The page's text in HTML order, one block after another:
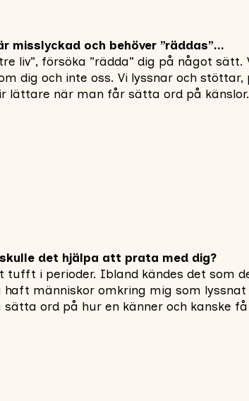
och behöver ”räddas”…
liv”, försöka ”rädda” dig på något
dig och inte oss. Vi lyssnar och
lättare när man får sätta ord på
det hjälpa att prata med dig?
tufft i perioder. Ibland kändes det som
människor omkring mig som
ord på hur en känner och kanske